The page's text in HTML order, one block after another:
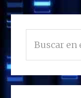
BARRA
LATERAL
PRINCIPAL
en
esta
web